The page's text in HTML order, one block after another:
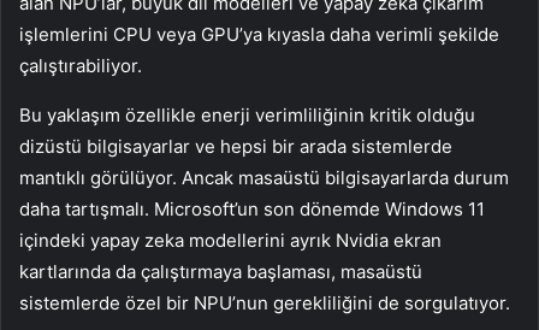
işlemlerini CPU veya GPU’ya kıyasla daha verimli şekilde
çalıştırabiliyor.
Bu yaklaşım özellikle enerji verimliliğinin kritik olduğu
dizüstü bilgisayarlar ve hepsi bir arada sistemlerde
mantıklı görülüyor. Ancak masaüstü bilgisayarlarda durum
daha tartışmalı. Microsoft’un son dönemde Windows 11
içindeki yapay zeka modellerini ayrık Nvidia ekran
kartlarında da çalıştırmaya başlaması, masaüstü
sistemlerde özel bir NPU’nun gerekliliğini de sorgulatıyor.